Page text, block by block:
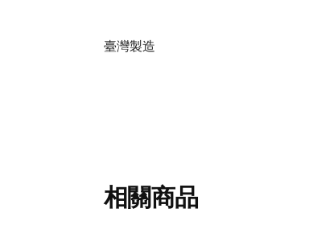
臺灣製造
相關商品